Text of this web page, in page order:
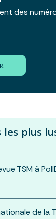
des
les plus
TSM à
de la